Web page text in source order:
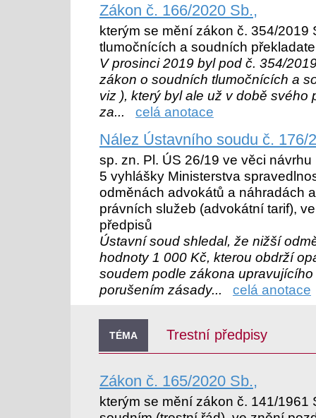
Zákon č. 166/2020 Sb.,
kterým se mění zákon č. 354/2019
tlumočnících a soudních
V prosinci 2019 byl pod č. 354/
zákon o soudních tlumočnících a
viz ), který byl ale už v době svého
za...
celá anotace
Nález Ústavního soudu č. 176/
sp. zn. Pl. ÚS 26/19 ve věci
5 vyhlášky Ministerstva
odměnách advokátů a náhradách
právních služeb (advokátní tarif),
předpisů
Ústavní soud shledal, že nižší
hodnoty 1 000 Kč, kterou obdrží
soudem podle zákona
porušením zásady...
celá anotace
TÉMA Trestní předpisy
Zákon č. 165/2020 Sb.,
kterým se mění zákon č. 141/1961